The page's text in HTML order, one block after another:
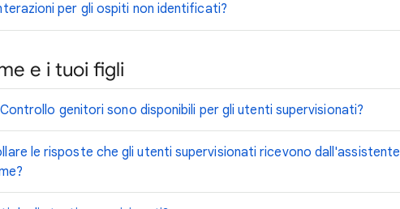
per gli ospiti non identificati?
e i tuoi figli
genitori sono disponibili per gli utenti supervisionati?
le risposte che gli utenti supervisionati ricevono dall'assistente